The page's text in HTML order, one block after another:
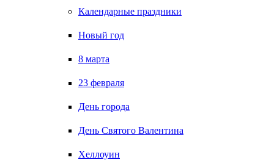
Календарные праздники
Новый год
8 марта
23 февраля
День города
День Святого Валентина
Хеллоуин